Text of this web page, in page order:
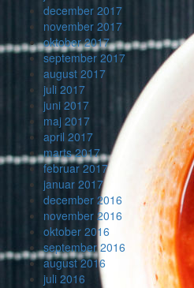
december 2017
november 2017
oktober 2017
september 2017
august 2017
juli 2017
juni 2017
maj 2017
april 2017
marts 2017
februar 2017
januar 2017
december 2016
november 2016
oktober 2016
september 2016
august 2016
juli 2016